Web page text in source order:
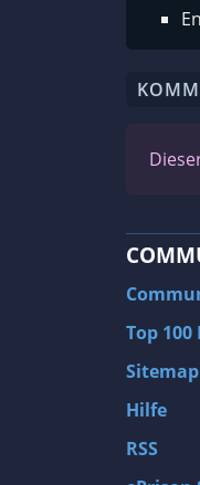
Top
Sitemap
Hilfe
RSS